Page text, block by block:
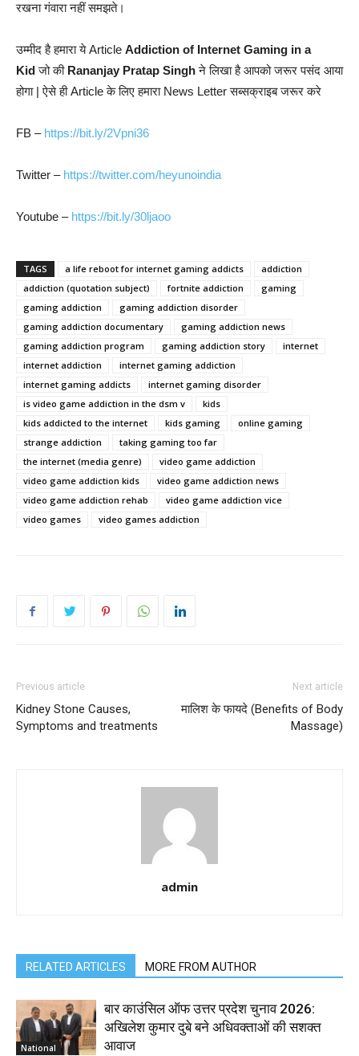
रखना गंवारा नहीं समझते।
उम्मीद है हमारा ये Article Addiction of Internet Gaming in a
Kidजो की Rananjay Pratap Singhने लिखा है आपको जरूर पसंद आया
होगा | ऐसे ही Article के लिए हमारा News Letter सब्सक्राइब जरूर करे
FB – https://bit.ly/2Vpni36
Twitter – https://twitter.com/heyunoindia
Youtube – https://bit.ly/30ljaoo
TAGS a life reboot for internet gaming addicts
addiction
addiction (quotation subject)
fortnite addiction
gaming
gaming addiction
gaming addiction disorder
gaming addiction documentary
gaming addiction news
gaming addiction program
gaming addiction story
internet
internet addiction
internet gaming addiction
internet gaming addicts
internet gaming disorder
is video game addiction in the dsm v
kids
kids addicted to the internet
kids gaming
online gaming
strange addiction
taking gaming too far
the internet (media genre)
video game addiction
video game addiction kids
video game addiction news
video game addiction rehab
video game addiction vice
video games
video games addiction
Previous article
Kidney Stone Causes,
Symptoms and treatments
Next article
मालिश के फायदे (Benefits of Body
Massage)
admin
RELATED ARTICLES MORE FROM AUTHOR
National
बार काउंसिल ऑफ उत्तर प्रदेश चुनाव 2026:
अखिलेश कुमार दुबे बने अधिवक्ताओं की सशक्त
आवाज